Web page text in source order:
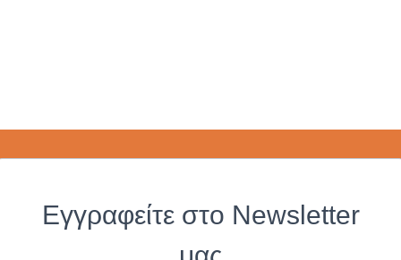
Εγγραφείτε στο Newsletter